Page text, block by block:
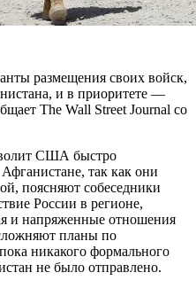
размещения своих войск,
и в приоритете —
The Wall Street Journal со
США быстро
так как они
поясняют собеседники
России в регионе,
и напряженные отношения
планы по
никакого формального
не было отправлено.